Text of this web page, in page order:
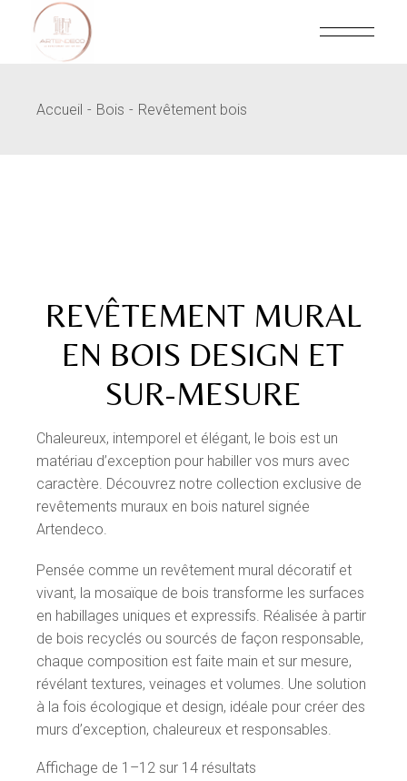
content
Accueil Bois Revêtement bois
REVÊTEMENT MURAL
EN BOIS DESIGN ET
SUR-MESURE
Chaleureux, intemporel et élégant, le bois est un
matériau d’exception pour habiller vos murs avec
caractère. Découvrez notre collection exclusive de
revêtements muraux en bois naturel signée
Artendeco.
Pensée comme un revêtement mural décoratif et
vivant, la mosaïque de bois transforme les surfaces
en habillages uniques et expressifs. Réalisée à partir
de bois recyclés ou sourcés de façon responsable,
chaque composition est faite main et sur mesure,
révélant textures, veinages et volumes. Une solution
à la fois écologique et design, idéale pour créer des
murs d’exception, chaleureux et responsables.
Affichage de 1–12 sur 14 résultats